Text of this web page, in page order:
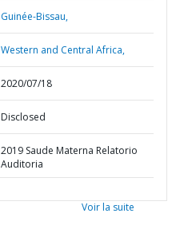
Guinée-Bissau,
Western and Central Africa,
2020/07/18
Disclosed
2019 Saude Materna Relatorio
Auditoria
Voir la suite